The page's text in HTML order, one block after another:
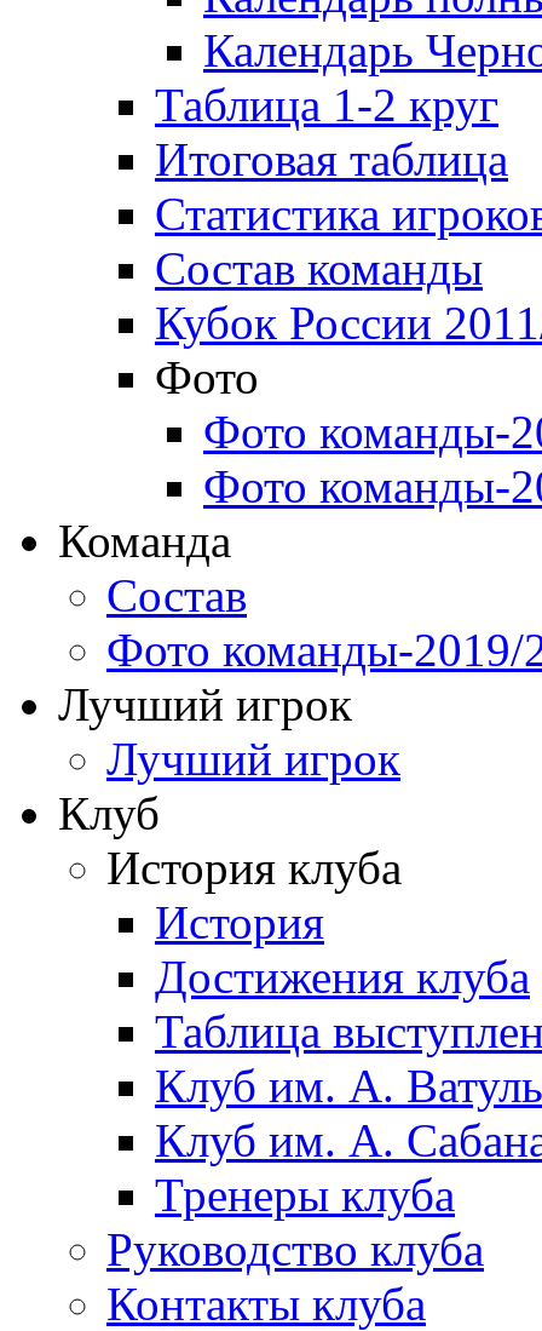
Календарь
Таблица 1-2 круг
Итоговая таблица
Статистика
Состав команды
Кубок России
Фото
Фото команды-
Фото команды-
Команда
Состав
Фото команды-2019/
Лучший игрок
Лучший игрок
Клуб
История клуба
История
Достижения клуба
Таблица
Клуб им. А.
Клуб им. А.
Тренеры клуба
Руководство клуба
Контакты клуба